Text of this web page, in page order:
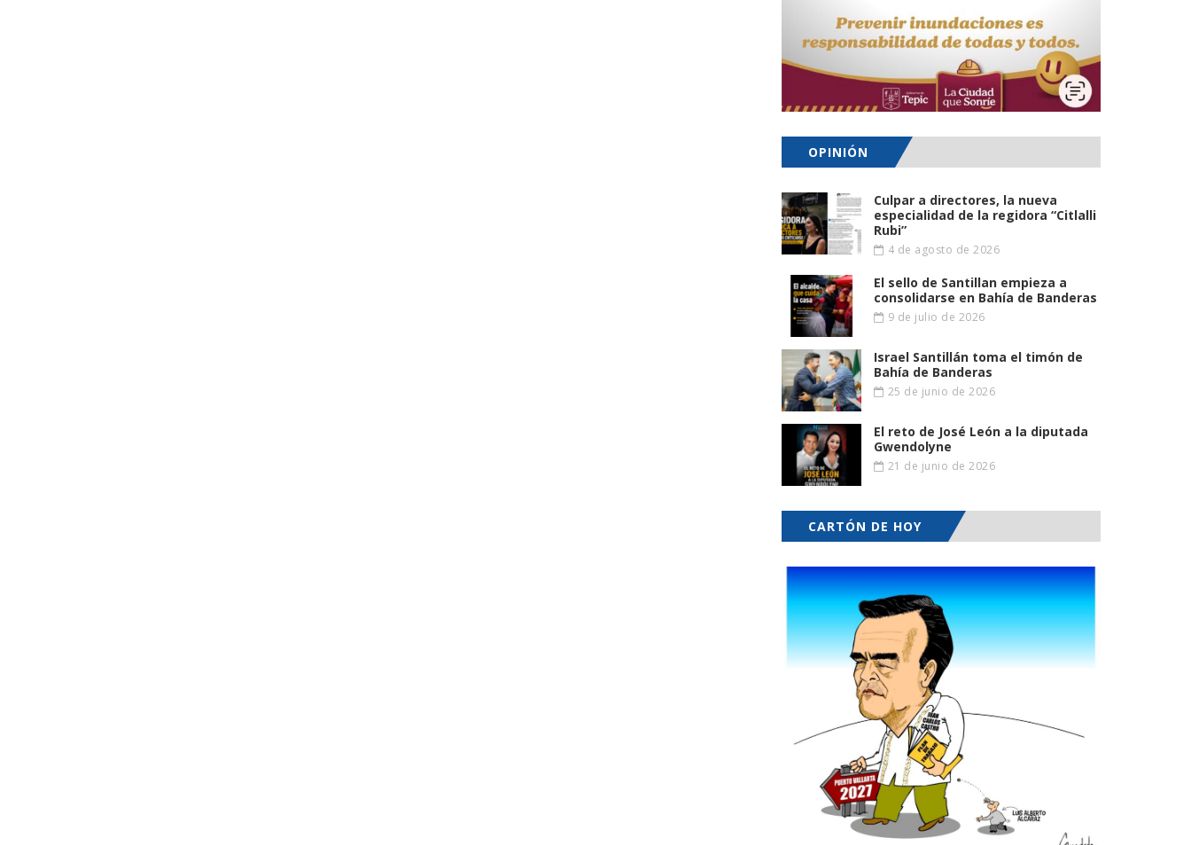
OPINIÓN
Culpar a directores, la nueva
especialidad de la regidora “Citlalli
Rubi”
4 de agosto de 2026
El sello de Santillan empieza a
consolidarse en Bahía de Banderas
9 de julio de 2026
Israel Santillán toma el timón de
Bahía de Banderas
25 de junio de 2026
El reto de José León a la diputada
Gwendolyne
21 de junio de 2026
CARTÓN DE HOY